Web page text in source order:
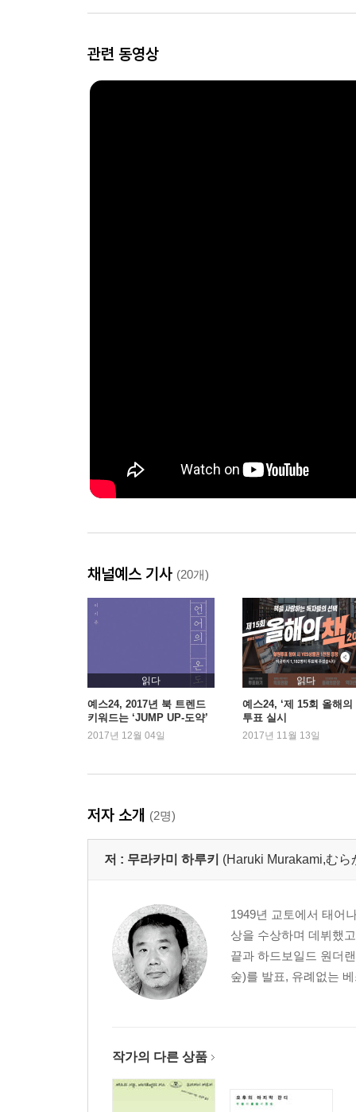
관련 동영상
채널예스 기사 (20개)
읽다
예스24, 2017년 북 트렌드
키워드는 ‘JUMP UP-도약’
2017년 12월 04일
읽다
예스24, ‘제 15회 올해의
투표 실시
2017년 11월 13일
저자 소개 (2명)
저 : 무라카미 하루키 (Haruki Murakami,む
1949년 교토에서 태어
상을 수상하며 데뷔했
끝과 하드보일드 원더
숲)를 발표, 유례없는
작가의 다른 상품